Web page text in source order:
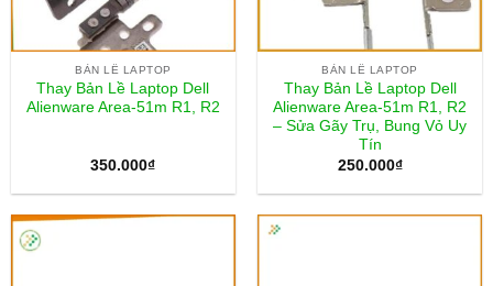
BẢN LỀ LAPTOP
Thay Bản Lề Laptop Dell
Alienware Area-51m R1, R2
350.000₫
BẢN LỀ LAPTOP
Thay Bản Lề Laptop Dell
Alienware Area-51m R1, R2
– Sửa Gãy Trụ, Bung Vỏ Uy
Tín
250.000₫